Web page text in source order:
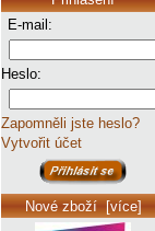
E-mail:
Heslo:
Zapomněli jste heslo?
Vytvořit účet
Nové zboží [více]